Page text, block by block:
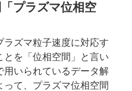
プラズマ位相空
ズマ粒子速度に対応す
とを「位相空間」と言い
用いられているデータ解
て、プラズマ位相空間